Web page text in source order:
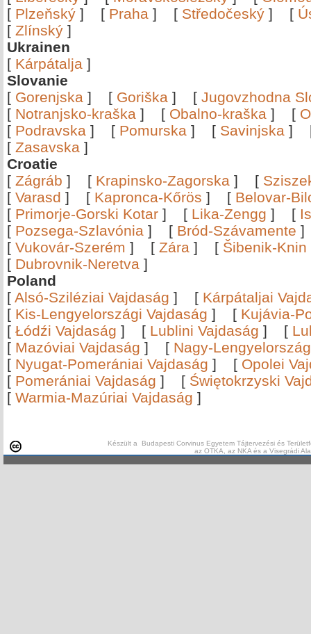
[ Plzeňský ] [ Praha ] [ Středočeský ] [
[ Zlínský ]
Ukrainen
[ Kárpátalja ]
Slovanie
[ Gorenjska ] [ Goriška ] [ Jugovzhodna
[ Notranjsko-kraška ] [ Obalno-kraška ] [
[ Podravska ] [ Pomurska ] [ Savinjska ]
[ Zasavska ]
Croatie
[ Zágráb ] [ Krapinsko-Zagorska ] [
[ Varasd ] [ Kapronca-Kőrös ] [ Belovar-
[ Primorje-Gorski Kotar ] [ Lika-Zengg ] [
[ Pozsega-Szlavónia ] [ Bród-Szávamente
[ Vukovár-Szerém ] [ Zára ] [ Šibenik-Knin
[ Dubrovnik-Neretva ]
Poland
[ Alsó-Sziléziai Vajdaság ] [ Kárpátaljai
[ Kis-Lengyelországi Vajdaság ] [ Kujávia-
[ Łódźi Vajdaság ] [ Lublini Vajdaság ] [
[ Mazóviai Vajdaság ] [ Nagy-
[ Nyugat-Pomerániai Vajdaság ] [ Opolei
[ Pomerániai Vajdaság ] [ Świętokrzyski
[ Warmia-Mazúriai Vajdaság ]
Készült a Budapesti Corvinus Egyetem Tájtervezési és
az OTKA, az NKA és a Visegrádi